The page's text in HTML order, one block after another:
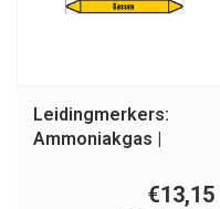
Leidingmerkers:
Ammoniakgas |
€13,15